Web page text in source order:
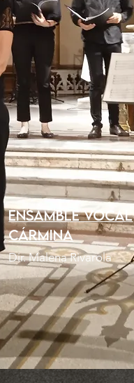
Ensamble vocal
cármina
Dir. Malena Rivarola